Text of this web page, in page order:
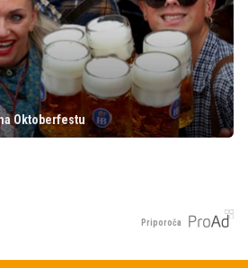
Oktoberfestu
Priporoča